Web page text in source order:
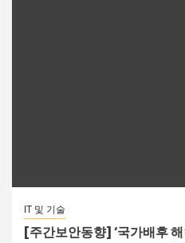
IT 및 기술
[주간보안동향] ‘국가배후